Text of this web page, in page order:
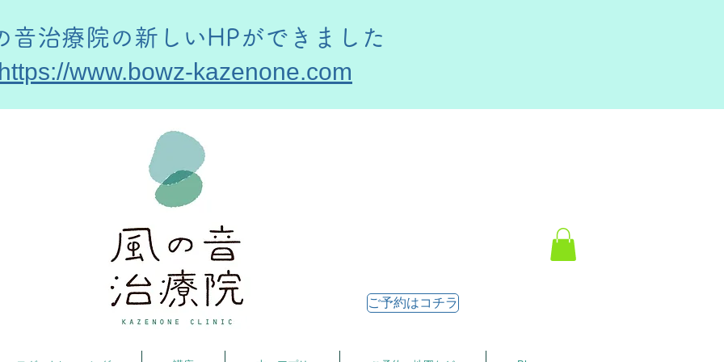
音治療院の新しいHPができました
www.bowz-kazenone.com
ご予約はコチラ